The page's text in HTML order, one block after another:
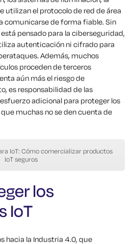
utilizan el protocolo de red de área
comunicarse de forma fiable. Sin
pensado para la ciberseguridad,
autenticación ni cifrado para
Además, muchos
proceden de terceros
aún más el riesgo de
es responsabilidad de las
adicional para proteger los
muchas no se den cuenta de
IoT: Cómo comercializar productos
IoT seguros
los
IoT
hacia la Industria 4.0, que